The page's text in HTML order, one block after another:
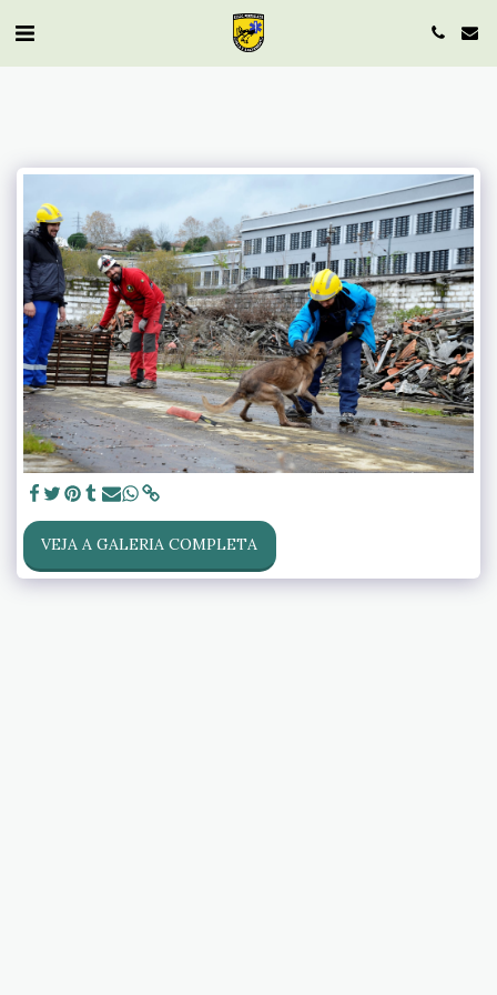
VEJA A GALERIA COMPLETA